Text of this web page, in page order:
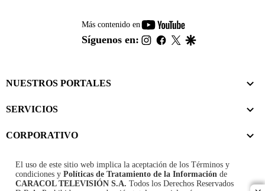
Más contenido en
youtube-
footer
Síguenos en: instagram
facebook
twitter
NUESTROS PORTALES
SERVICIOS
CORPORATIVO
El uso de este sitio web implica la aceptación de los Términos y
condiciones y Políticas de Tratamiento de la Información de
CARACOL TELEVISIÓN S.A. Todos los Derechos Reservados